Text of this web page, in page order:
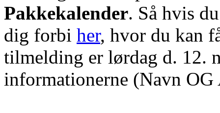
Pakkekalender. Så hvis
dig forbi her, hvor du kan
tilmelding er lørdag d. 12.
informationerne (Navn